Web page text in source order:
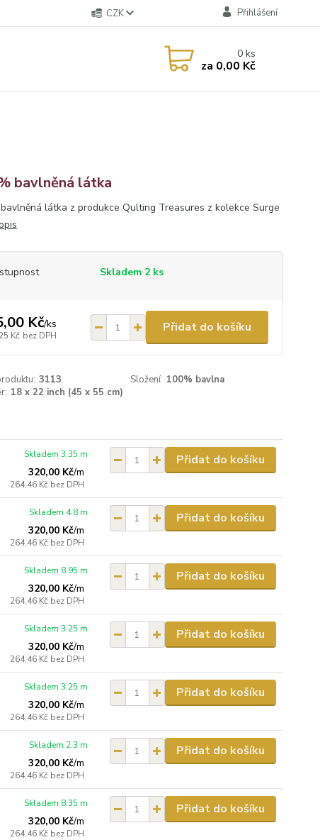
CZK Přihlášení
0ks
za 0,00 Kč
bavlněná látka
látka z produkce Qulting Treasures z kolekce Surge
Skladem 2 ks
Kč/ks
Kč bez DPH
Přidat do košíku
3113 Složení: 100% bavlna
18 x 22 inch (45 x 55 cm)
320,00 Kč/m
264,46 Kč bez DPH
Skladem 3.35 m Přidat do košíku
320,00 Kč/m
264,46 Kč bez DPH
Skladem 4.8 m Přidat do košíku
320,00 Kč/m
264,46 Kč bez DPH
Skladem 8.95 m Přidat do košíku
320,00 Kč/m
264,46 Kč bez DPH
Skladem 3.25 m Přidat do košíku
320,00 Kč/m
264,46 Kč bez DPH
Skladem 3.25 m Přidat do košíku
320,00 Kč/m
264,46 Kč bez DPH
Skladem 2.3 m Přidat do košíku
320,00 Kč/m
264,46 Kč bez DPH
Skladem 8.35 m Přidat do košíku